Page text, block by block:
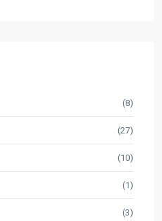
(8)
(27)
(10)
(1)
(3)